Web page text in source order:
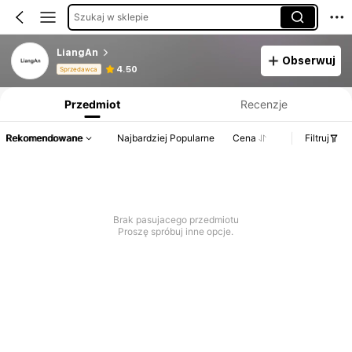
Szukaj w sklepie
LiangAn
Sprzedawca 4.50
Obserwuj
Informacje o produkcie: Ujawnienie ceny, dane dotyczące sprzedaży i stanu magazynowego.
Przedmiot Recenzje
Rekomendowane Najbardziej Popularne Cena Filtruj
Brak pasujacego przedmiotu
Proszę spróbuj inne opcje.